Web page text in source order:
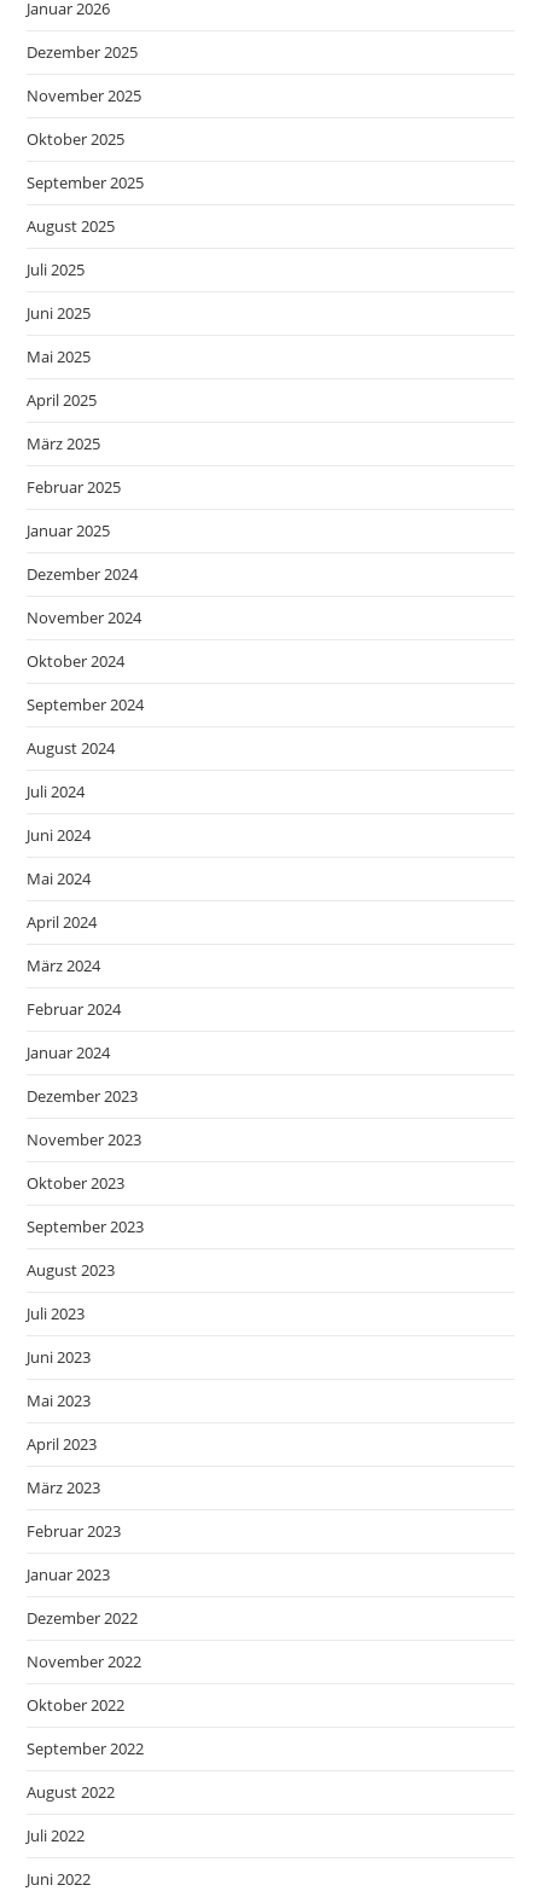
Januar 2026
Dezember 2025
November 2025
Oktober 2025
September 2025
August 2025
Juli 2025
Juni 2025
Mai 2025
April 2025
März 2025
Februar 2025
Januar 2025
Dezember 2024
November 2024
Oktober 2024
September 2024
August 2024
Juli 2024
Juni 2024
Mai 2024
April 2024
März 2024
Februar 2024
Januar 2024
Dezember 2023
November 2023
Oktober 2023
September 2023
August 2023
Juli 2023
Juni 2023
Mai 2023
April 2023
März 2023
Februar 2023
Januar 2023
Dezember 2022
November 2022
Oktober 2022
September 2022
August 2022
Juli 2022
Juni 2022